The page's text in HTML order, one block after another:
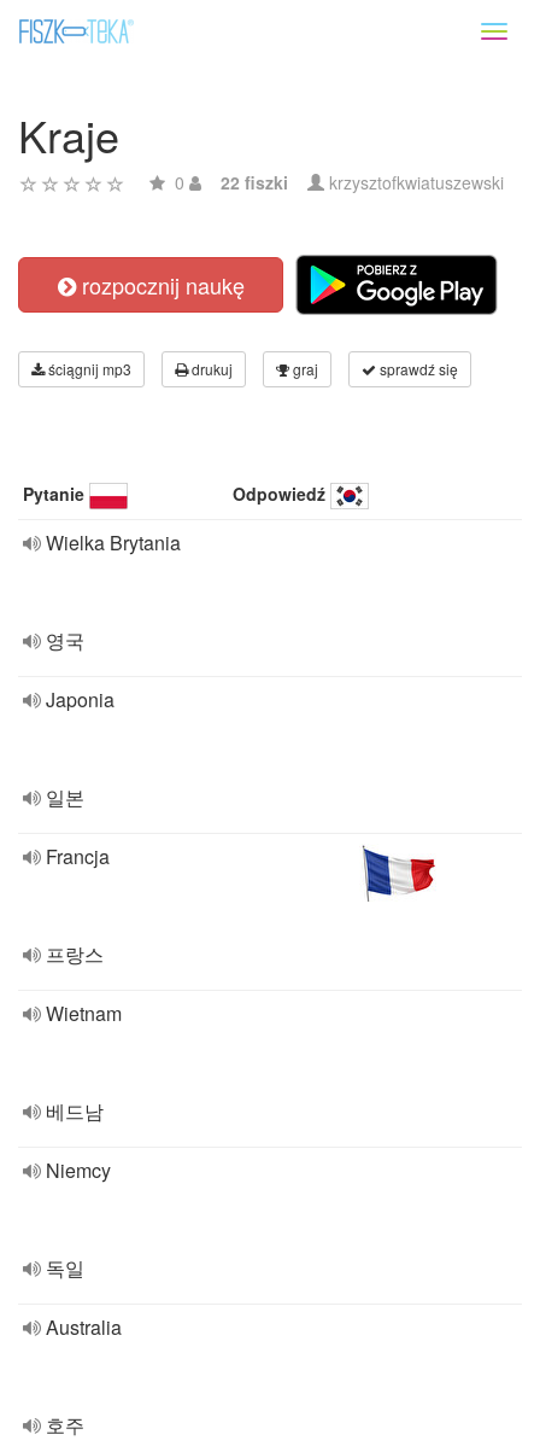
Kraje
0 22 fiszki krzysztofkwiatuszewski
rozpocznij naukę
ściągnij mp3 drukuj graj sprawdź się
Pytanie Odpowiedź
Wielka Brytania
영국
Japonia
일본
Francja
프랑스
Wietnam
베드남
Niemcy
독일
Australia
호주